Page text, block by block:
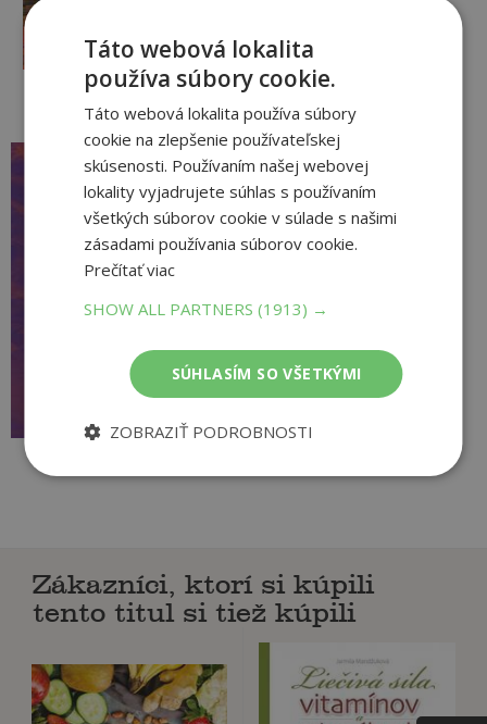
pridať do košíka
7
3 €
Nočný zápisník
Lee Crutchley
Na sklade
všetkých, ktorí nedokážu po
zaspať. Nočný zápisník im dáva
príležitosť,...
pridať do košíka
Zákazníci, ktorí si kúpili
tento titul si tiež kúpili
Táto webová lokalita
používa súbory cookie.
Táto webová lokalita používa súbory
cookie na zlepšenie používateľskej
skúsenosti. Používaním našej webovej
lokality vyjadrujete súhlas s používaním
všetkých súborov cookie v súlade s našimi
zásadami používania súborov cookie.
Prečítať viac
SHOW ALL PARTNERS(1913) →
SÚHLASÍM SO VŠETKÝMI
ZOBRAZIŤ PODROBNOSTI